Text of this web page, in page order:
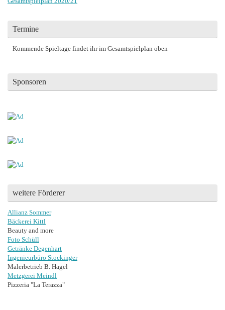
Termine
Kommende Spieltage findet ihr im Gesamtspielplan oben
Sponsoren
weitere Förderer
Allianz Sommer
Bäckerei Kittl
Beauty and more
Foto Schüll
Getränke Degenhart
Ingenieurbüro Stockinger
Malerbetrieb B. Hagel
Metzgerei Meindl
Pizzeria "La Terazza"